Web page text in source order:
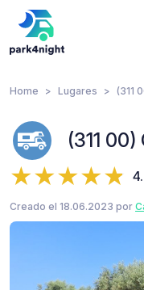
Home Lugares (311
(311
Creado el 18.06.2023 por